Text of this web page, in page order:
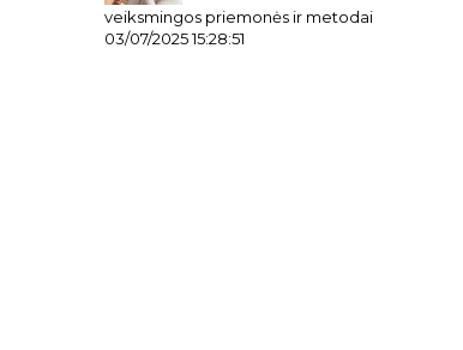
veiksmingos priemonės ir metodai
03/07/2025 15:28:51